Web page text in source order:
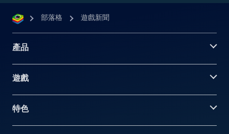
部落格 遊戲新聞
產品
遊戲
特色